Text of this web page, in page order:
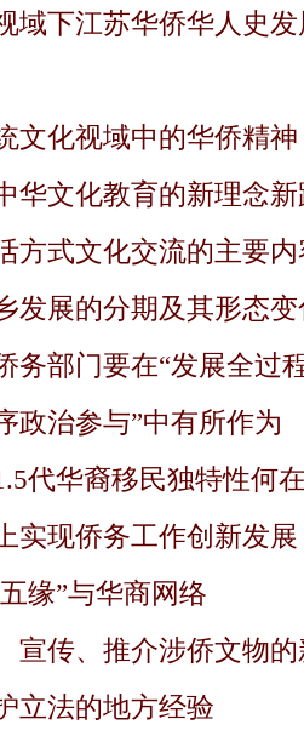
域下江苏华侨华人史
文化视域中的华侨精神
华文化教育的新理念
方式文化交流的主要
发展的分期及其形态变
务部门要在“发展全过
政治参与”中有所作为
代华裔移民独特性何
实现侨务工作创新发展
缘”与华商网络
宣传、推介涉侨文物
立法的地方经验